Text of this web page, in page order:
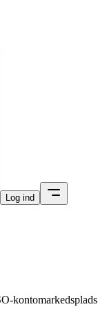
Log ind
kontomarkedsplads